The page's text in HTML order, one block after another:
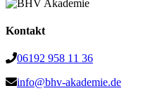
Kontakt
06192 958 11 36
info@bhv-akademie.de